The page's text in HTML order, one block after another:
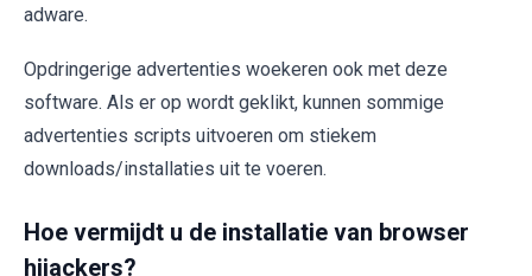
adware.
Opdringerige advertenties woekeren ook met deze
software. Als er op wordt geklikt, kunnen sommige
advertenties scripts uitvoeren om stiekem
downloads/installaties uit te voeren.
Hoe vermijdt u de installatie van browser
hijackers?